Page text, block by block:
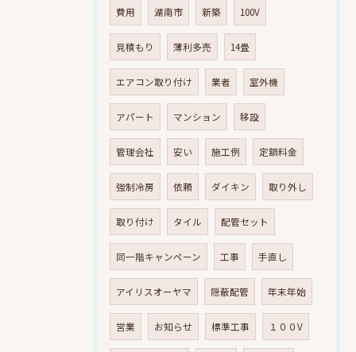
費用 湖南市 新築 100V
見積もり 薄利多売 14畳
エアコン取り付け 業者 室外機
アパート マンション 移設
管理会社 安い 施工例 定額料金
強制冷房 依頼 ダイキン 取り外し
取り付け タイル 配管セット
同一階キャンペーン 工事 手直し
アイリスオーヤマ 隠蔽配管 年末年始
営業 お知らせ 標準工事 １００V